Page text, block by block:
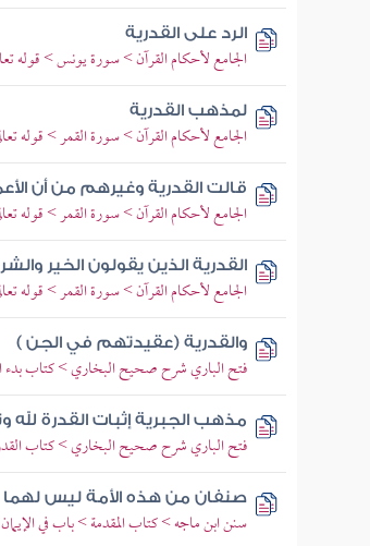
الرد على القدرية
الجامع لأحكام القرآن > سورة يونس > قوله
لمذهب القدرية
الجامع لأحكام القرآن > سورة القمر > قوله
قالت القدرية وغيرهم من أن
الجامع لأحكام القرآن > سورة القمر > قوله
القدرية الذين يقولون الخير والشر
الجامع لأحكام القرآن > سورة القمر > قوله
والقدرية (عقيدتهم في الجن )
فتح الباري شرح صحيح البخاري > كتاب بدء
مذهب الجبرية إثبات القدرة لله
فتح الباري شرح صحيح البخاري > كتاب
صنفان من هذه الأمة ليس لهما
سنن ابن ماجه > كتاب المقدمة > باب في الإيمان